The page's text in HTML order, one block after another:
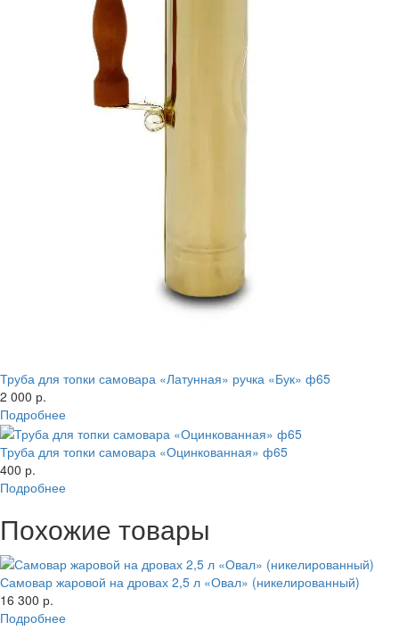
Труба для топки самовара «Латунная» ручка «Бук» ф65
2 000 р.
Подробнее
Труба для топки самовара «Оцинкованная» ф65
400 р.
Подробнее
Похожие товары
Самовар жаровой на дровах 2,5 л «Овал» (никелированный)
16 300 р.
Подробнее